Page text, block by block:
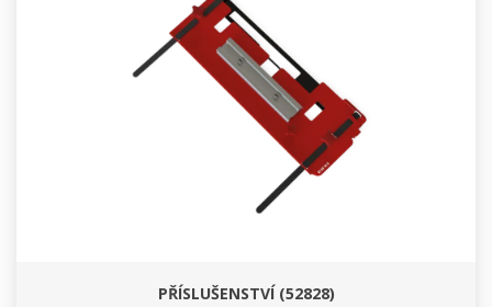
PŘÍSLUŠENSTVÍ (52828)